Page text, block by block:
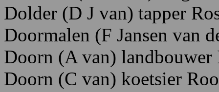
Dolder (D J van) tapper
Doormalen (F Jansen van
Doorn (A van) landbouwer
Doorn (C van) koetsier R